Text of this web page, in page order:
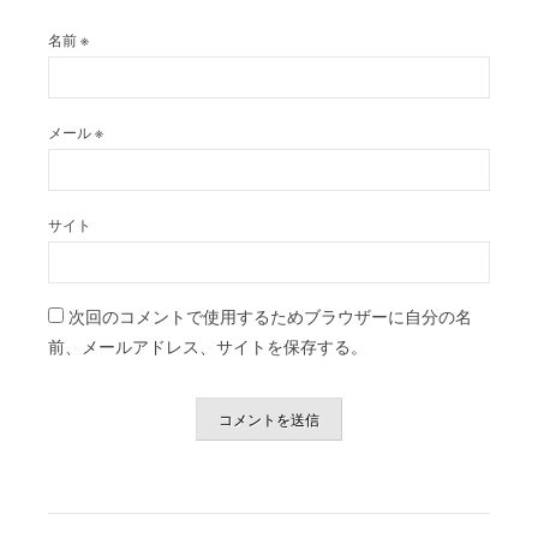
名前※
メール※
サイト
次回のコメントで使用するためブラウザーに自分の名
前、メールアドレス、サイトを保存する。